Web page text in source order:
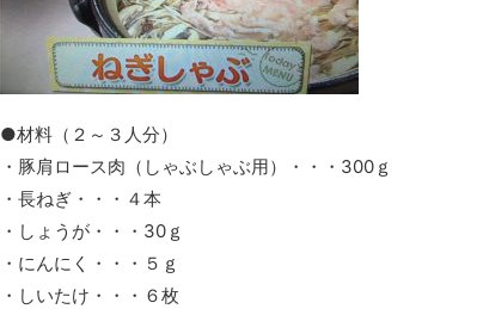
●材料（２～３人分）
・豚肩ロース肉（しゃぶしゃぶ用）・・・300ｇ
・長ねぎ・・・４本
・しょうが・・・30ｇ
・にんにく・・・５ｇ
・しいたけ・・・６枚